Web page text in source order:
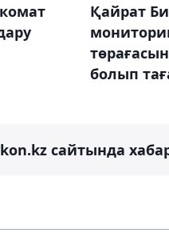
Қайрат
болып
сайтында